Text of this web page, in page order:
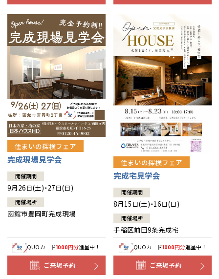
住まいの探検フェア
完成現場見学会
開催期間
9月26日(土)・27日(日)
開催場所
函館市豊岡町完成現場
QUOカード1000円分進呈中！
ご来場予約
住まいの探検フェア
完成宅見学会
開催期間
8月15日(土)・16日(日)
開催場所
手稲区前田9条完成宅
QUOカード1000円分進呈中！
ご来場予約